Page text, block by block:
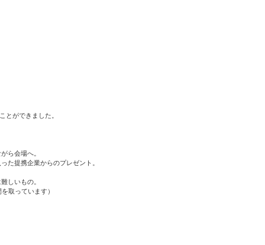
とができました。
ら会場へ。
た提携企業からのプレゼント。
しいもの。
取っています）